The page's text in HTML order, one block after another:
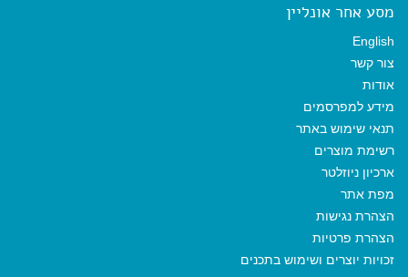
מסע אחר אונליין
English
צור קשר
אודות
מידע למפרסמים
תנאי שימוש באתר
רשימת מוצרים
ארכיון ניוזלטר
מפת אתר
הצהרת נגישות
הצהרת פרטיות
זכויות יוצרים ושימוש בתכנים